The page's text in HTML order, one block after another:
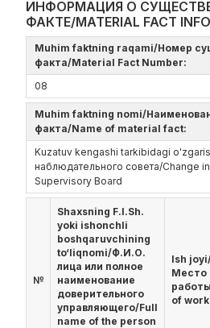
ИНФОРМАЦИЯ О
ФАКТЕ/MATERIAL FACT
Muhim faktning raqami/Номер
факта/Material Fact Number:
08
Muhim faktning nomi/
факта/Name of material fact:
Kuzatuv kengashi tarkibidagi
наблюдательного совета/Change
Supervisory Board
№
Shaxsning F.I.Sh.
yoki ishonchli
boshqaruvchining
to‘liqnomi/Ф.И.О.
лица или полное
наименование
доверительного
управляющего/Full
name of the person
Ish
Место
of work